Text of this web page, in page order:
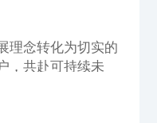
理念转化为切实的
，共赴可持续未